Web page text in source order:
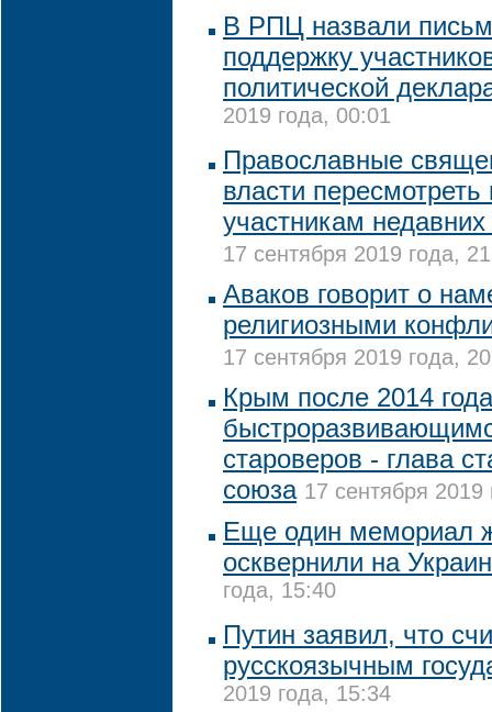
В РПЦ назвали
поддержку
политической
2019 года, 00:01
Православные
власти пересмотреть
участникам
17 сентября 2019 года,
Аваков говорит о
религиозными
17 сентября 2019 года,
Крым после 2014
староверов - глава
союза 17 сентября 2019
Еще один мемориал
осквернили на
года, 15:40
Путин заявил, что
русскоязычным
2019 года, 15:34